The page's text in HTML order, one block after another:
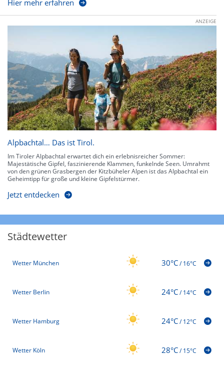
Hier mehr erfahren
ANZEIGE
Alpbachtal… Das ist Tirol.
Im Tiroler Alpbachtal erwartet dich ein erlebnisreicher Sommer:
Majestätische Gipfel, faszinierende Klammen, funkelnde Seen. Umrahmt
von den grünen Grasbergen der Kitzbüheler Alpen ist das Alpbachtal ein
Geheimtipp für große und kleine Gipfelstürmer.
Jetzt entdecken
Städtewetter
Wetter München 30°C/16°C
Wetter Berlin 24°C/14°C
Wetter Hamburg 24°C/12°C
Wetter Köln 28°C/15°C